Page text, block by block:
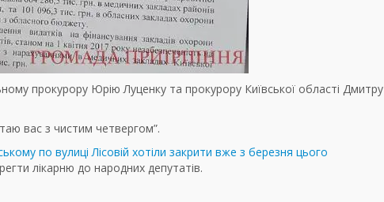
прокурору Юрію Луценку та прокурору Київської області Дмитру
вас з чистим четвергом”.
по вулиці Лісовій хотіли закрити вже з березня цього
лікарню до народних депутатів.